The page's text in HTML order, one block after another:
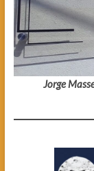
Jorge